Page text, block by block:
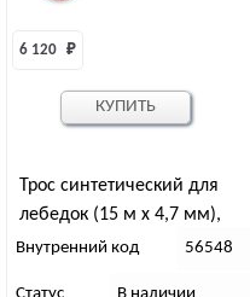
Трос синтетический для
лебедок (15 м х 4,7 мм),
2500 кг T-MAX
6 120 ₽
Внутренний код 56548
КУПИТЬ